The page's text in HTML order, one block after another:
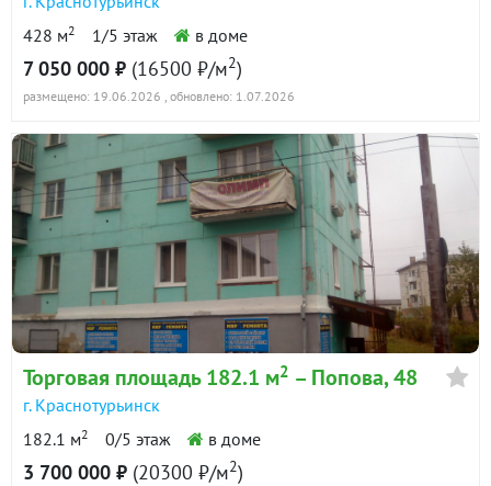
428 м2 1/5 этаж в доме
7 050 000 ₽ (16500 ₽/м2)
размещено: 19.06.2026 , обновлено: 1.07.2026
Торговая площадь 182.1 м2 – Попова, 48
г. Краснотурьинск
182.1 м2 0/5 этаж в доме
3 700 000 ₽ (20300 ₽/м2)